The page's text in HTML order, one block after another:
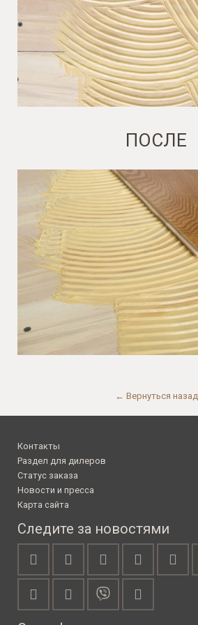
ПОСЛЕ
← Вернуться назад
Контакты
Раздел для дилеров
Статус заказа
Новости и пресса
Карта сайта
Следите за новостями